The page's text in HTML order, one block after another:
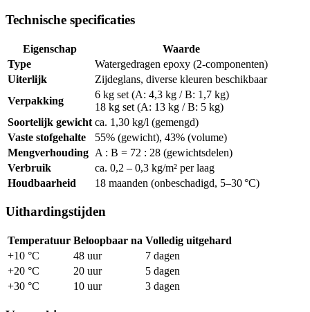
Technische specificaties
Eigenschap
Waarde
Type
Watergedragen epoxy (2-componenten)
Uiterlijk
Zijdeglans, diverse kleuren beschikbaar
Verpakking
6 kg set (A: 4,3 kg / B: 1,7 kg)
18 kg set (A: 13 kg / B: 5 kg)
Soortelijk gewicht ca. 1,30 kg/l (gemengd)
Vaste stofgehalte
55% (gewicht), 43% (volume)
Mengverhouding A : B = 72 : 28 (gewichtsdelen)
Verbruik
ca. 0,2 – 0,3 kg/m² per laag
Houdbaarheid
18 maanden (onbeschadigd, 5–30 °C)
Uithardingstijden
Temperatuur Beloopbaar na Volledig uitgehard
+10 °C
48 uur
7 dagen
+20 °C
20 uur
5 dagen
+30 °C
10 uur 3 dagen